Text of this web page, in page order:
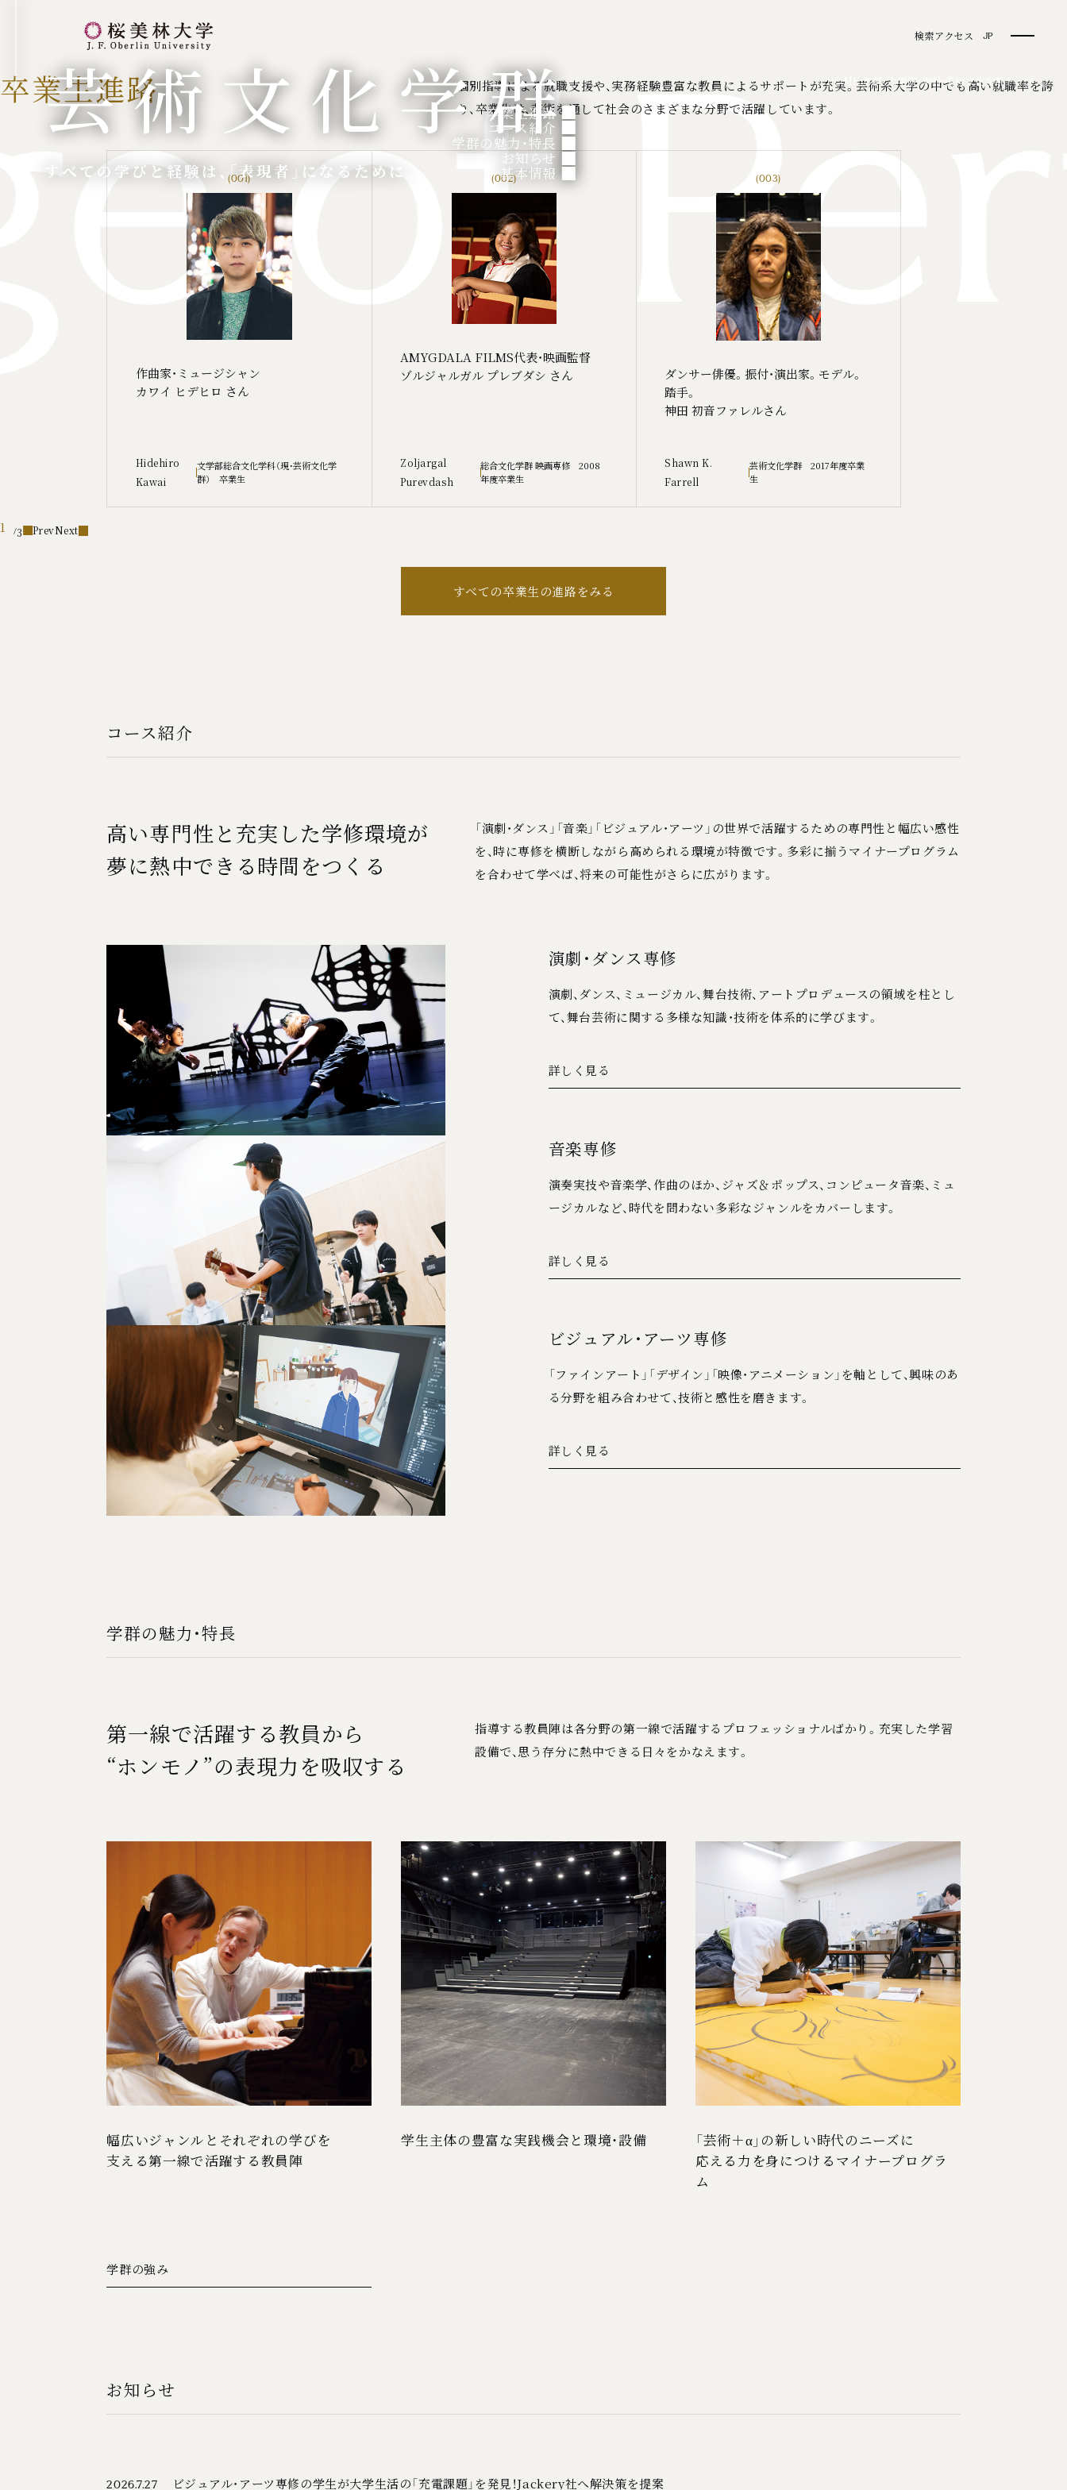
桜美林大学 トップページ 検索アクセス JP
現在位置
HOME 学群・大学院・別科 芸術文化学群トップ
芸術文化学群
すべての学びと経験は、「表現者」になるために。
卒業生進路
コース紹介
学群の魅力・特長
お知らせ
基本情報
of
卒業生進路
個別指導による就職支援や、実務経験豊富な教員によるサポートが充実。芸術系大学の中でも高い就職率を誇
り、卒業生は、芸術を通して社会のさまざまな分野で活躍しています。
(001)
作曲家・ミュージシャン
カワイ ヒデヒロ さん
Hidehiro
Kawai
文学部総合文化学科（現・芸術文化学
群） 卒業生
(002)
AMYGDALA FILMS代表・映画監督
ゾルジャルガル プレブダシ さん
Zoljargal
Purevdash
総合文化学群 映画専修 2008
年度卒業生
(003)
ダンサー俳優。振付・演出家。モデル。
踏手。
神田 初音ファレルさん
Shawn K.
Farrell
芸術文化学群 2017年度卒業
生
1 3 PrevNext
すべての卒業生の進路をみる
コース紹介
高い専門性と充実した学修環境が
夢に熱中できる時間をつくる
「演劇・ダンス」「音楽」「ビジュアル・アーツ」の世界で活躍するための専門性と幅広い感性
を、時に専修を横断しながら高められる環境が特徴です。多彩に揃うマイナープログラム
を合わせて学べば、将来の可能性がさらに広がります。
演劇・ダンス専修
演劇、ダンス、ミュージカル、舞台技術、アートプロデュースの領域を柱とし
て、舞台芸術に関する多様な知識・技術を体系的に学びます。
詳しく見る
音楽専修
演奏実技や音楽学、作曲のほか、ジャズ＆ポップス、コンピュータ音楽、ミュ
ージカルなど、時代を問わない多彩なジャンルをカバーします。
詳しく見る
ビジュアル・アーツ専修
「ファインアート」「デザイン」「映像・アニメーション」を軸として、興味のあ
る分野を組み合わせて、技術と感性を磨きます。
詳しく見る
学群の魅力・特長
第一線で活躍する教員から
“ホンモノ”の表現力を吸収する
指導する教員陣は各分野の第一線で活躍するプロフェッショナルばかり。充実した学習
設備で、思う存分に熱中できる日々をかなえます。
幅広いジャンルとそれぞれの学びを
支える第一線で活躍する教員陣
学生主体の豊富な実践機会と環境・設備
「芸術＋α」の新しい時代のニーズに
応える力を身につけるマイナープログラ
ム
学群の強み
お知らせ
2026.7.27 ビジュアル・アーツ専修の学生が大学生活の「充電課題」を発見！Jackery社へ解決策を提案